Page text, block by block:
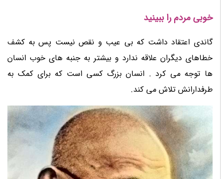
خوبی مردم را ببینید
گاندی اعتقاد داشت که بی عیب و نقص نیست پس به کشف
خطاهای دیگران علاقه ندارد و بیشتر به جنبه های خوب انسان
ها توجه می کرد . انسان بزرگ کسی است که برای کمک به
طرفدارانش تلاش می کند.